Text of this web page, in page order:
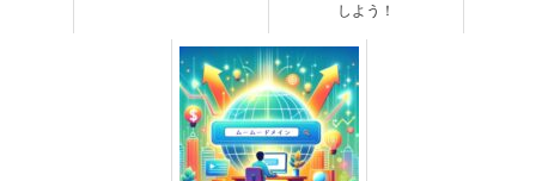
しよう！